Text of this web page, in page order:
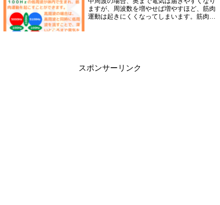
ますが、周波数を増やせば増やすほど、筋肉
運動は起きにくくなってしまいます。筋肉を
スポンサーリンク